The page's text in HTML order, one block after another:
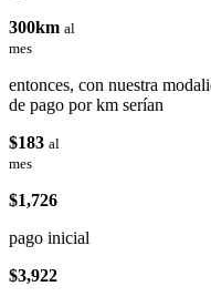
300km al
mes
entonces, con nuestra
de pago por km serían
$183 al
mes
$1,726
pago inicial
$3,922